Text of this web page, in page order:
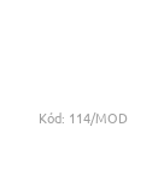
Kód: 114/MOD